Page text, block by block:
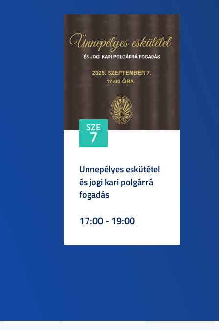
SZE
7
Ünnepélyes eskütétel
és jogi kari polgárrá
fogadás
17:00 - 19:00